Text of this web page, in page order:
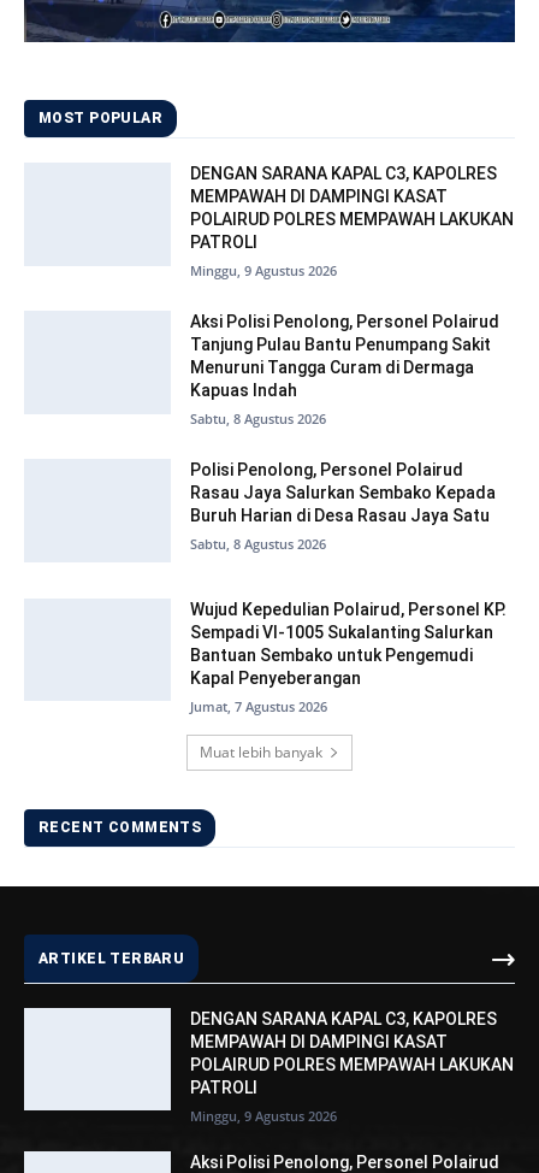
MOST POPULAR
DENGAN SARANA KAPAL C3, KAPOLRES
MEMPAWAH DI DAMPINGI KASAT
POLAIRUD POLRES MEMPAWAH LAKUKAN
PATROLI
Minggu, 9 Agustus 2026
Aksi Polisi Penolong, Personel Polairud
Tanjung Pulau Bantu Penumpang Sakit
Menuruni Tangga Curam di Dermaga
Kapuas Indah
Sabtu, 8 Agustus 2026
Polisi Penolong, Personel Polairud
Rasau Jaya Salurkan Sembako Kepada
Buruh Harian di Desa Rasau Jaya Satu
Sabtu, 8 Agustus 2026
Wujud Kepedulian Polairud, Personel KP.
Sempadi VI-1005 Sukalanting Salurkan
Bantuan Sembako untuk Pengemudi
Kapal Penyeberangan
Jumat, 7 Agustus 2026
Muat lebih banyak
RECENT COMMENTS
ARTIKEL TERBARU
DENGAN SARANA KAPAL C3, KAPOLRES
MEMPAWAH DI DAMPINGI KASAT
POLAIRUD POLRES MEMPAWAH LAKUKAN
PATROLI
Minggu, 9 Agustus 2026
Aksi Polisi Penolong, Personel Polairud